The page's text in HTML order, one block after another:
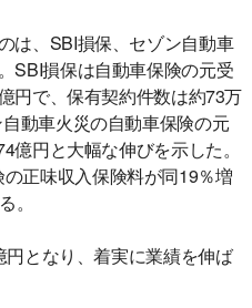
は、SBI損保、セゾン自動車
SBI損保は自動車保険の元受
円で、保有契約件数は約73万
動車火災の自動車保険の元
億円と大幅な伸びを示した。
正味収入保険料が同19％増
。
となり、着実に業績を伸ば